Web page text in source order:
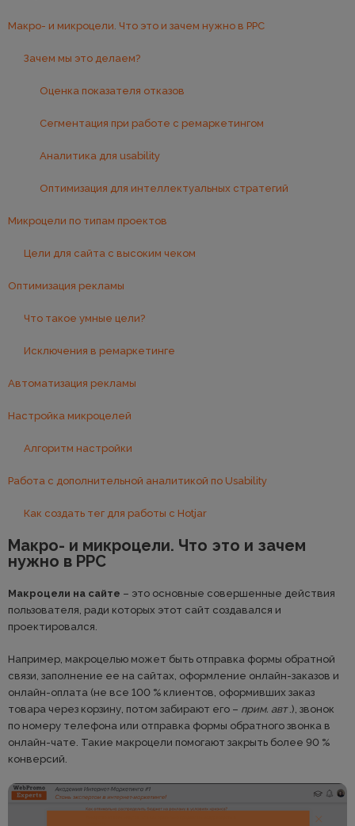
Макро- и микроцели. Что это и зачем нужно в PPC
Зачем мы это делаем?
Оценка показателя отказов
Сегментация при работе с ремаркетингом
Аналитика для usability
Оптимизация для интеллектуальных стратегий
Микроцели по типам проектов
Цели для сайта с высоким чеком
Оптимизация рекламы
Что такое умные цели?
Исключения в ремаркетинге
Автоматизация рекламы
Настройка микроцелей
Алгоритм настройки
Работа с дополнительной аналитикой по Usability
Как создать тег для работы с Hotjar
Макро- и микроцели. Что это и зачем
нужно в PPC
Макроцели на сайте – это основные совершенные действия
пользователя, ради которых этот сайт создавался и
проектировался.
Например, макроцелью может быть отправка формы обратной
связи, заполнение ее на сайтах, оформление онлайн-заказов и
онлайн-оплата (не все 100 % клиентов, оформивших заказ
товара через корзину, потом забирают его – прим. авт.), звонок
по номеру телефона или отправка формы обратного звонка в
онлайн-чате. Такие макроцели помогают закрыть более 90 %
конверсий.